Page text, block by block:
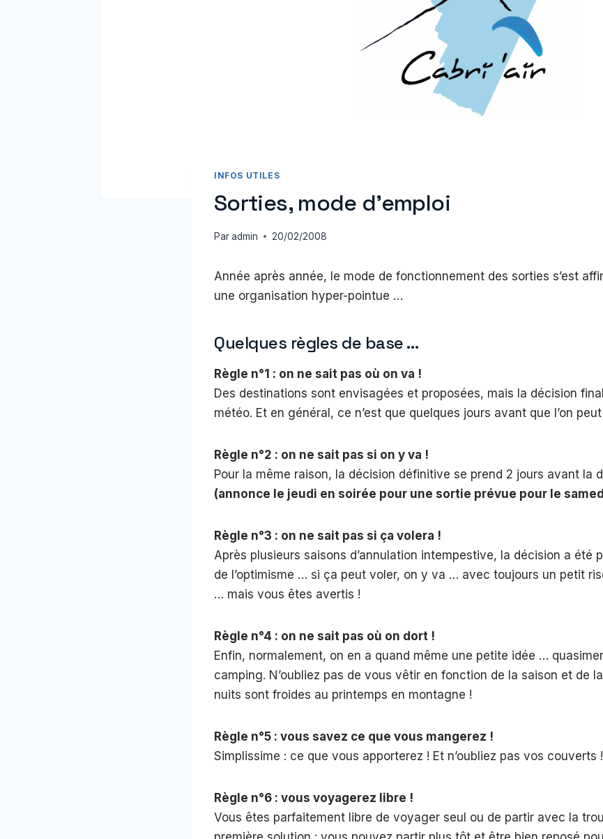
INFOS UTILES
Sorties, mode d’emploi
Paradmin 20/02/2008
Année après année, le mode de fonctionnement des sorties s’est
une organisation hyper-pointue …
Quelques règles de base …
Règle n°1 : on ne sait pas où on va !
Des destinations sont envisagées et proposées, mais la décision
météo. Et en général, ce n’est que quelques jours avant que l’on
Règle n°2 : on ne sait pas si on y va !
Pour la même raison, la décision définitive se prend 2 jours avant la
(annonce le jeudi en soirée pour une sortie prévue pour le
Règle n°3 : on ne sait pas si ça volera !
Après plusieurs saisons d’annulation intempestive, la décision a été
de l’optimisme … si ça peut voler, on y va … avec toujours un petit
… mais vous êtes avertis !
Règle n°4 : on ne sait pas où on dort !
Enfin, normalement, on en a quand même une petite idée …
camping. N’oubliez pas de vous vêtir en fonction de la saison et de
nuits sont froides au printemps en montagne !
Règle n°5 : vous savez ce que vous mangerez !
Simplissime : ce que vous apporterez ! Et n’oubliez pas vos couverts !
Règle n°6 : vous voyagerez libre !
Vous êtes parfaitement libre de voyager seul ou de partir avec la